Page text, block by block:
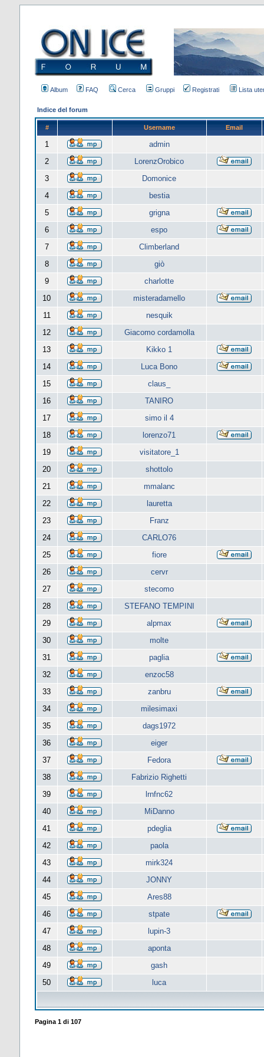
Album FAQ Cerca Gruppi Registrati Lista
Indice del forum
# Username Email
1
admin
2
LorenzOrobico
3
Domonice
4
bestia
5
grigna
6
espo
7
Climberland
8
giò
9
charlotte
10
misteradamello
11
nesquik
12
Giacomo cordamolla
13
Kikko 1
14
Luca Bono
15
claus_
16
TANIRO
17
simo il 4
18
lorenzo71
19
visitatore_1
20
shottolo
21
mmalanc
22
lauretta
23
Franz
24
CARLO76
25
fiore
26
cervr
27
stecomo
28
STEFANO TEMPINI
29
alpmax
30
molte
31
paglia
32
enzoc58
33
zanbru
34
milesimaxi
35
dags1972
36
eiger
37
Fedora
38
Fabrizio Righetti
39
lrnfnc62
40
MiDanno
41
pdeglia
42
paola
43
mirk324
44
JONNY
45
Ares88
46
stpate
47
lupin-3
48
aponta
49
gash
50
luca
Pagina 1di 107